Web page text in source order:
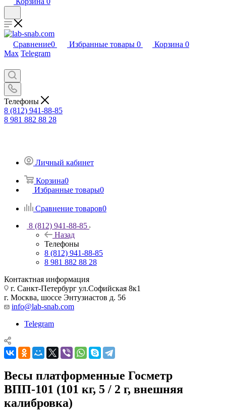
Сравнение0 Избранные товары 0 Корзина 0
Max Telegram
Телефоны
8 (812) 941-88-85
8 981 882 88 28
Личный кабинет
Корзина0
Избранные товары0
Сравнение товаров0
8 (812) 941-88-85
Назад
Телефоны
8 (812) 941-88-85
8 981 882 88 28
Контактная информация
г. Санкт-Петербург ул.Софийская 8к1
г. Москва, шоссе Энтузиастов д. 56
info@lab-snab.com
Telegram
Весы платформенные Госметр
ВПП-101 (101 кг, 5 / 2 г, внешняя
калибровка)